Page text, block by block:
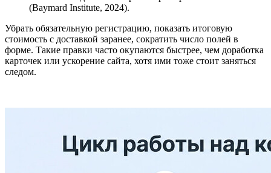
(Baymard Institute, 2024).
Убрать обязательную регистрацию, показать итоговую
стоимость с доставкой заранее, сократить число полей в
форме. Такие правки часто окупаются быстрее, чем доработка
карточек или ускорение сайта, хотя ими тоже стоит заняться
следом.